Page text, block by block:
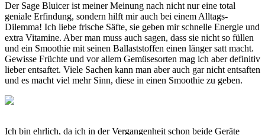
Der Sage Bluicer ist meiner Meinung nach nicht nur eine total
geniale Erfindung, sondern hilft mir auch bei einem Alltags-
Dilemma! Ich liebe frische Säfte, sie geben mir schnelle Energie und
extra Vitamine. Aber man muss auch sagen, dass sie nicht so füllen
und ein Smoothie mit seinen Ballaststoffen einen länger satt macht.
Gewisse Früchte und vor allem Gemüsesorten mag ich aber definitiv
lieber entsaftet. Viele Sachen kann man aber auch gar nicht entsaften
und es macht viel mehr Sinn, diese in einen Smoothie zu geben.
Ich bin ehrlich, da ich in der Vergangenheit schon beide Geräte